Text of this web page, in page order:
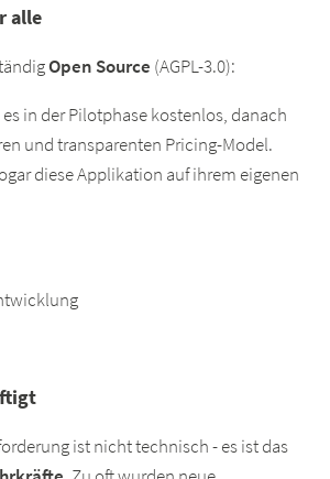
alle
Open Source (AGPL-3.0):
in der Pilotphase kostenlos, danach
und transparenten Pricing-Model.
diese Applikation auf ihrem eigenen
ist nicht technisch - es ist das